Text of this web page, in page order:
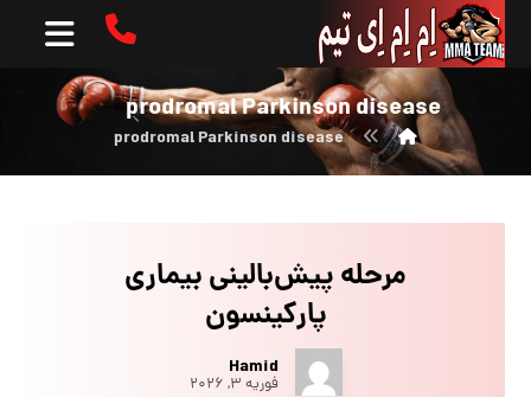
prodromal Parkinson disease
prodromal Parkinson disease
مرحله پیش‌بالینی بیماری
پارکینسون
Hamid
فوریه ۳, ۲۰۲۶